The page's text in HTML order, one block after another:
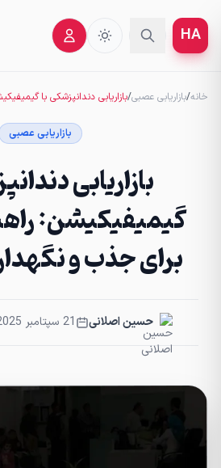
HA
خانه/بازاریابی عصبی/
بازاریابی عصبی
بازاریابی
گیمیفیکیشن:
برای جذب و
حسین اصلانی 21 سپتامبر 2025